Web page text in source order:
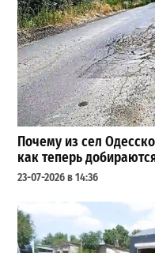
Почему из сел
как теперь
23-07-2026 в 14:36